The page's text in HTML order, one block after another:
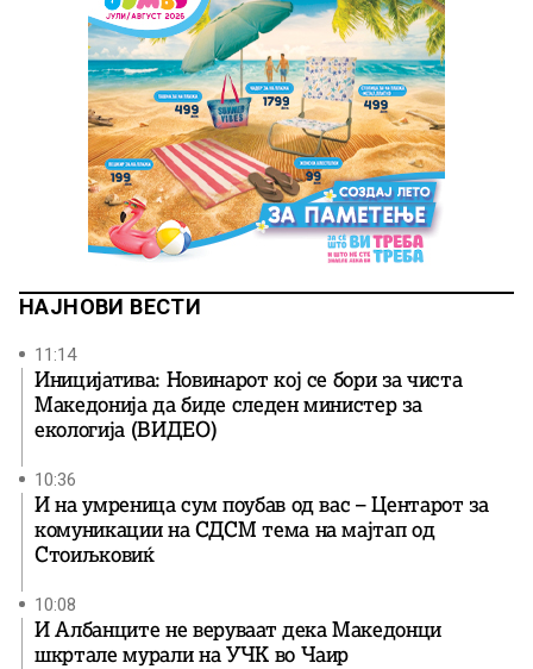
НАЈНОВИ ВЕСТИ
11:14
Иницијатива: Новинарот кој се бори за чиста
Македонија да биде следен министер за
екологија (ВИДЕО)
10:36
И на умреница сум поубав од вас – Центарот за
комуникации на СДСМ тема на мајтап од
Стоиљковиќ
10:08
И Албанците не веруваат дека Македонци
шкртале мурали на УЧК во Чаир